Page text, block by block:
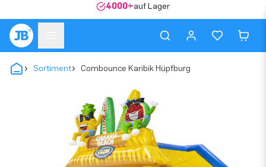
4000+auf Lager
Sortiment Combounce Karibik Hüpfburg